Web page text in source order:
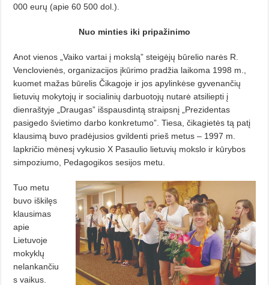
000 eurų (apie 60 500 dol.).
Nuo minties iki pripažinimo
Anot vienos „Vaiko vartai į mokslą” steigėjų būrelio narės R.
Venclovienės, organizacijos įkūrimo pradžia laikoma 1998 m.,
kuomet mažas būrelis Čikagoje ir jos apylinkėse gyvenančių
lietuvių mokytojų ir socialinių darbuotojų nutarė atsiliepti į
dienraštyje „Draugas” išspausdintą straipsnį „Prezidentas
pasigedo švietimo darbo konkretumo”. Tiesa, čikagietės tą patį
klausimą buvo pradėjusios gvildenti prieš metus – 1997 m.
lapkričio mėnesį vykusio X Pasaulio lietuvių mokslo ir kūrybos
simpoziumo, Pedagogikos sesijos metu.
Tuo metu
buvo iškilęs
klausimas
apie
Lietuvoje
mokyklų
nelankančiu
s vaikus.